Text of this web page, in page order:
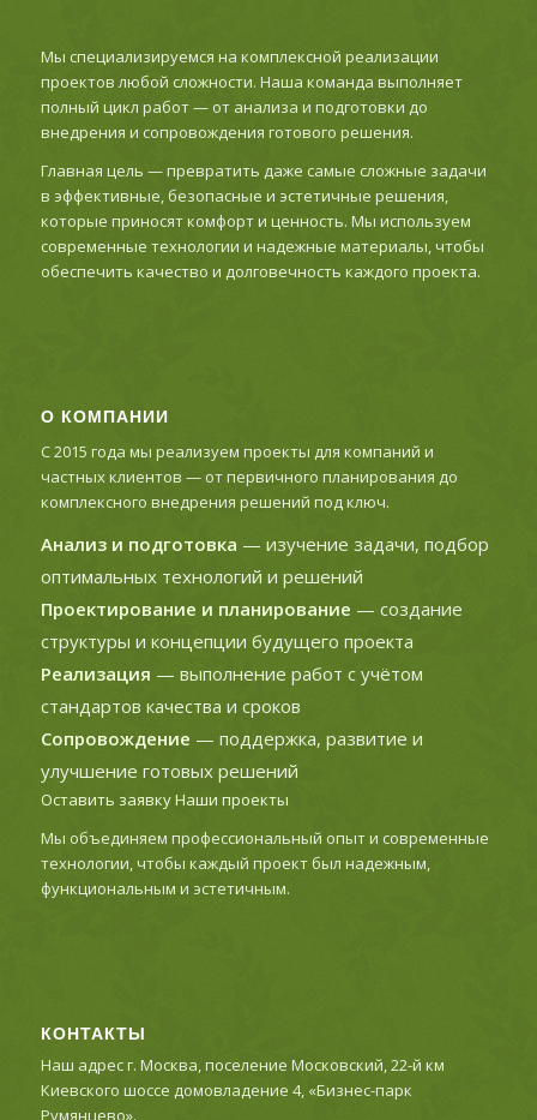
Мы специализируемся на комплексной реализации
проектов любой сложности. Наша команда выполняет
полный цикл работ — от анализа и подготовки до
внедрения и сопровождения готового решения.
Главная цель — превратить даже самые сложные задачи
в эффективные, безопасные и эстетичные решения,
которые приносят комфорт и ценность. Мы используем
современные технологии и надежные материалы, чтобы
обеспечить качество и долговечность каждого проекта.
О КОМПАНИИ
С 2015 года мы реализуем проекты для компаний и
частных клиентов — от первичного планирования до
комплексного внедрения решений под ключ.
Анализ и подготовка — изучение задачи, подбор
оптимальных технологий и решений
Проектирование и планирование — создание
структуры и концепции будущего проекта
Реализация — выполнение работ с учётом
стандартов качества и сроков
Сопровождение — поддержка, развитие и
улучшение готовых решений
Оставить заявкуНаши проекты
Мы объединяем профессиональный опыт и современные
технологии, чтобы каждый проект был надежным,
функциональным и эстетичным.
КОНТАКТЫ
Наш адрес г. Москва, поселение Московский, 22-й км
Киевского шоссе домовладение 4, «Бизнес-парк
Румянцево».